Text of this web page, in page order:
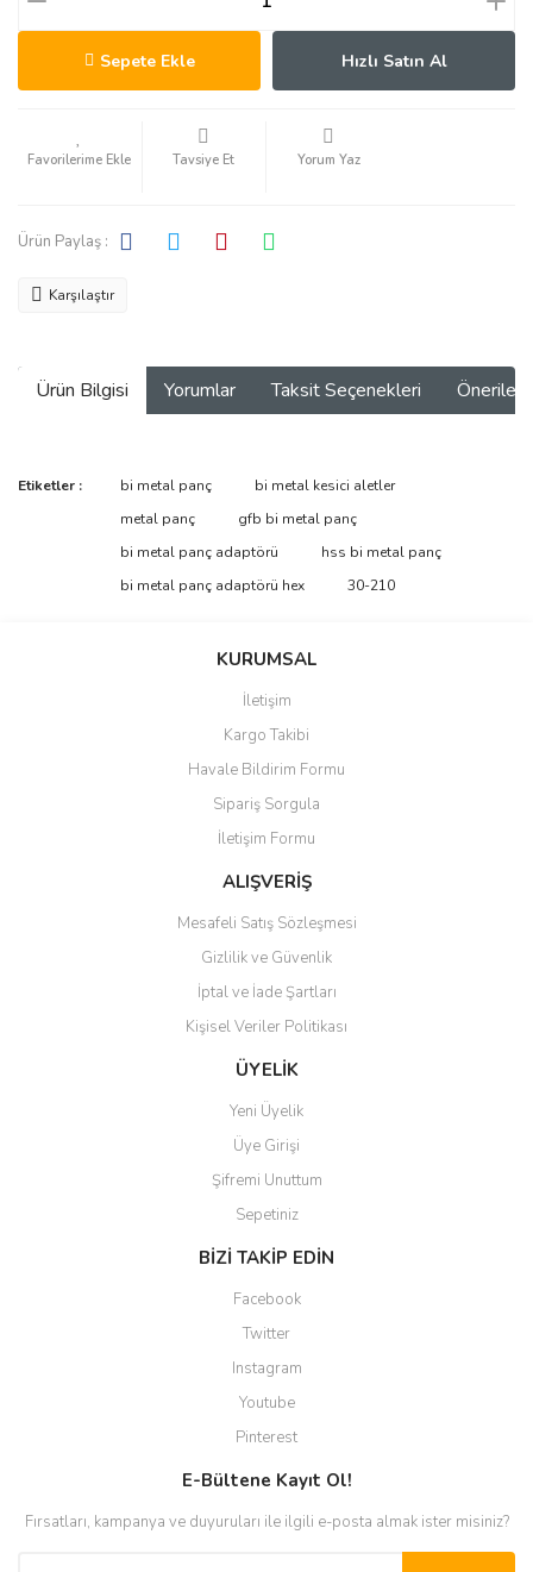
Sepete Ekle Hızlı Satın Al
Tavsiye Et Yorum Yaz
Ürün Paylaş :
Karşılaştır
Ürün Bilgisi Yorumlar Taksit Seçenekleri
Bu ürüne ilk yorumu siz yapın!
Yorum Yaz
Bu ürünün fiyat bilgisi, resim, ürün açıklamalarında ve diğer
tarafımıza iletebilirsiniz.
Görüş ve önerileriniz için teşekkür ederiz.
Ürün fiyatı diğer sitelerden daha pahalı.
Bu ürüne benzer farklı alternatifler olmalı.
Etiketler : bi metal panç
bi metal kesici aletler
metal panç
gfb bi metal panç
bi metal panç adaptörü
hss bi metal panç
bi metal panç adaptörü hex
30-210
KURUMSAL
İletişim
Kargo Takibi
Havale Bildirim Formu
Sipariş Sorgula
İletişim Formu
ALIŞVERİŞ
Mesafeli Satış Sözleşmesi
Gizlilik ve Güvenlik
İptal ve İade Şartları
Kişisel Veriler Politikası
ÜYELİK
Yeni Üyelik
Üye Girişi
Şifremi Unuttum
Sepetiniz
BİZİ TAKİP EDİN
Facebook
Twitter
Instagram
Youtube
Pinterest
E-Bültene Kayıt Ol!
Fırsatları, kampanya ve duyuruları ile ilgili e-posta almak ister misiniz?